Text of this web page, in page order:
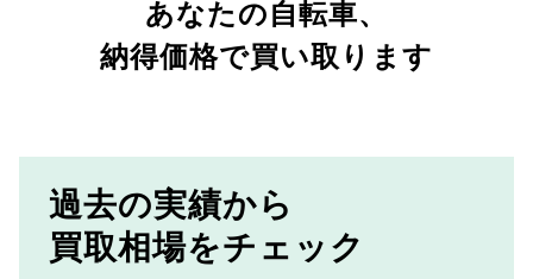
あなたの自転車、
納得価格で買い取ります
過去の実績から
買取相場をチェック